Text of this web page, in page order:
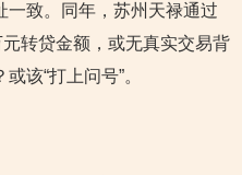
一致。同年，苏州天禄通过
转贷金额，或无真实交易背
该“打上问号”。